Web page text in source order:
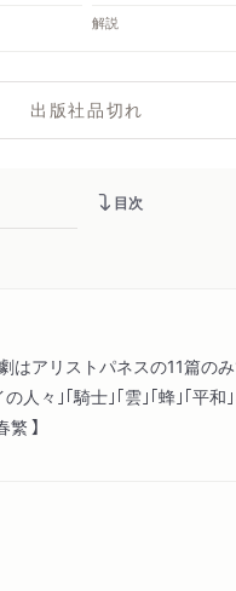
解説
出版社品切れ
目次
はアリストパネスの11篇の
人々｣｢騎士｣｢雲｣｢蜂｣｢平和｣
】